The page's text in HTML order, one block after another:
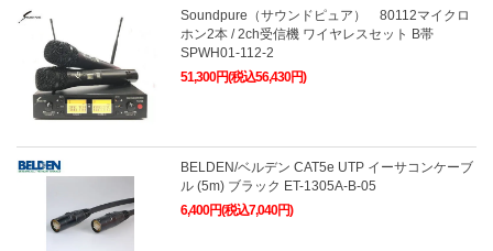
Soundpure（サウンドピュア） 80112マイクロ
ホン2本 / 2ch受信機 ワイヤレスセット B帯
SPWH01-112-2
51,300円(税込56,430円)
BELDEN/ベルデン CAT5e UTP イーサコンケーブ
ル (5m) ブラック ET-1305A-B-05
6,400円(税込7,040円)